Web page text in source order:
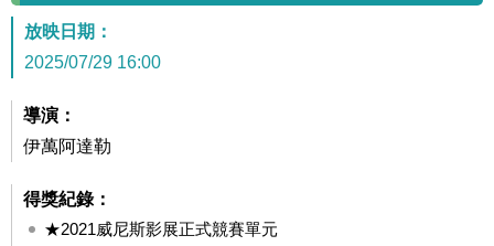
放映日期：
2025/07/29 16:00
導演：
伊萬阿達勒
得獎紀錄：
★2021威尼斯影展正式競賽單元